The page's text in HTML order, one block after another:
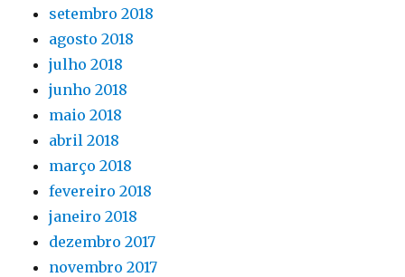
setembro 2018
agosto 2018
julho 2018
junho 2018
maio 2018
abril 2018
março 2018
fevereiro 2018
janeiro 2018
dezembro 2017
novembro 2017